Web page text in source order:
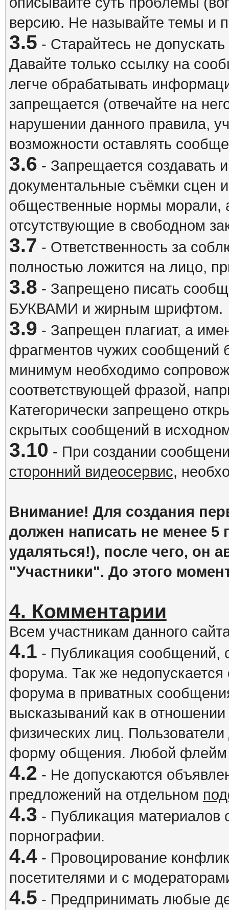
версию. Не называйте темы
3.5 - Старайтесь не
Давайте только ссылку на
легче обрабатывать
запрещается (отвечайте на
нарушении данного правила,
возможности оставлять
3.6 - Запрещается создавать
документальные съёмки сцен
общественные нормы морали,
отсутствующие в свободном
3.7 - Ответственность за
полностью ложится на лицо,
3.8 - Запрещено писать
БУКВАМИ и жирным шрифтом.
3.9 - Запрещен плагиат, а
фрагментов чужих сообщений
минимум необходимо
соответствующей фразой,
Категорически запрещено
скрытых сообщений в
3.10 - При создании
сторонний видеосервис,
Внимание! Для создания
должен написать не менее
удаляться!), после чего, он
"Участники". До этого
4. Комментарии
Всем участникам данного
4.1 - Публикация сообщений,
форума. Так же недопускается
форума в приватных
высказываний как в
физических лиц.
форму общения. Любой флейм
4.2 - Не допускаются
предложений на отдельном
4.3 - Публикация материалов
порнографии.
4.4- Провоцирование
посетителями и с
4.5 - Предпринимать любые